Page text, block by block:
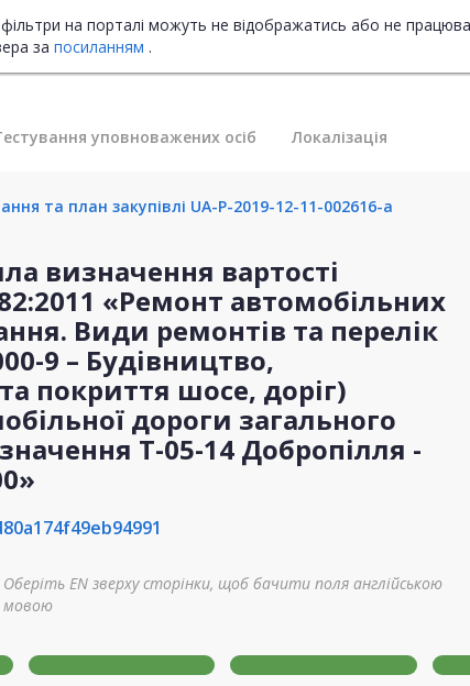
на порталі можуть не відображатись або не
за посиланням .
уповноважених осіб Локалізація
та план закупівлі UA-P-2019-12-11-002616-a
визначення вартості
«Ремонт автомобільних
Види ремонтів та перелік
9 – Будівництво,
покриття шосе, доріг)
дороги загального
Т-05-14 Добропілля -
Оберіть EN зверху сторінки, щоб бачити поля англійською
мовою